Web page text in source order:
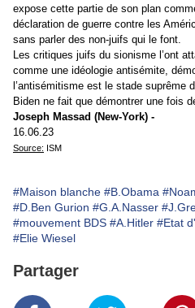
expose cette partie de son plan
déclaration de guerre contre les
sans parler des non-juifs qui le font.
Les critiques juifs du sionisme l’ont
comme une idéologie antisémite,
l’antisémitisme est le stade suprême
Biden ne fait que démontrer une fois
Joseph Massad (New-York) -
16.06.23
Source: ISM
#Maison blanche #B.Obama
#D.Ben Gurion #G.A.Nasser
#mouvement BDS #A.Hitler #Etat
#Elie Wiesel
Partager